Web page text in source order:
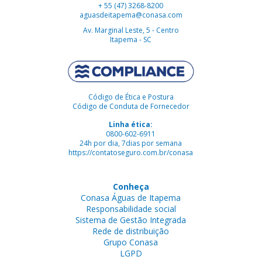
+ 55 (47) 3268-8200
aguasdeitapema@conasa.com
Av. Marginal Leste, 5 - Centro
Itapema - SC
Código de Ética e Postura
Código de Conduta de Fornecedor
Linha ética:
0800-602-6911
24h por dia, 7dias por semana
https://contatoseguro.com.br/conasa
Conheça
Conasa Águas de Itapema
Responsabilidade social
Sistema de Gestão Integrada
Rede de distribuição
Grupo Conasa
LGPD